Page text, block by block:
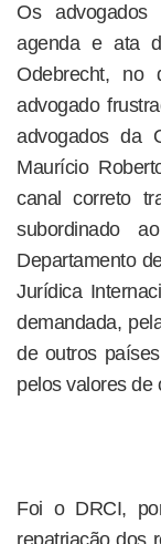
Os
agenda e ata
Odebrecht,
advogado
advogados da
Maurício
canal correto
subordinado
Departamento
Jurídica
demandada,
de outros
pelos valores de
Foi o DRCI,
repatriação dos